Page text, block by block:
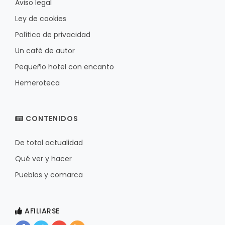
Aviso legal
Ley de cookies
Política de privacidad
Un café de autor
Pequeño hotel con encanto
Hemeroteca
CONTENIDOS
De total actualidad
Qué ver y hacer
Pueblos y comarca
AFILIARSE